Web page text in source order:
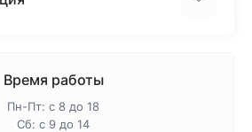
Время работы
Пн-Пт: с 8 до 18
Сб: с 9 до 14